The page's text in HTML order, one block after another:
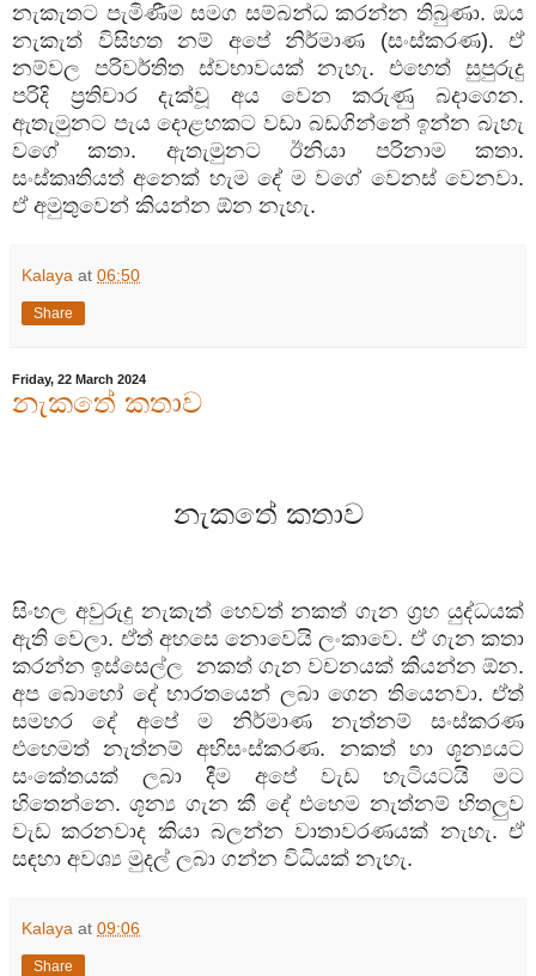
නැකැතට පැමිණීම සමග සම්බන්ධ කරන්න තිබුණා. ඔය
නැකැත්
විසිහත නම් අපේ නිර්මාණ (සංස්කරණ). ඒ
නම්වල පරිවර්තිත ස්වභාවයක් නැහැ.එහෙත්
සුපුරුදු
පරිදි
ප්‍රතිචාර දැක්වූ අය වෙන කරුණු බදාගෙන.
ඇතැමුනට පැය දොළහකට වඩා බඩගින්නේ ඉන්න බැහැ
වගේ
කතා. ඇතැමුනට ඊනියා පරිනාම කතා.
සංස්කෘතියත් අනෙක් හැම දේ ම වගේ වෙනස් වෙනවා.
ඒ අමුතුවෙන් කියන්න ඕන නැහැ.
Kalaya at 06:50
Share
Friday, 22 March 2024
නැකතේ කතාව
නැකතේ කතාව
සිංහල අවුරුදු නැකැත් හෙවත් නකත් ගැන ග්‍රහ යුද්ධයක්
ඇති වෙලා. ඒත් අහසෙ නොවෙයි ලංකාවෙ. ඒ ගැන කතා
කරන්න ඉස්සෙල්ල නකත් ගැන වචනයක් කියන්න ඕන.
අප බොහෝ දේ භාරතයෙන් ලබා ගෙන තියෙනවා.ඒත්
සමහර
දේ අපේ ම නිර්මාණ නැත්නම්
සංස්කරණ
එහෙමත් නැත්නම් අභිසංස්කරණ. නකත් හා ශූන්‍යයට
සංකේතයක්
ලබා දීම අපේ වැඩ හැටියටයි
මට
හිතෙන්නෙ.ශූන්‍ය ගැන කී දේ එහෙම නැත්නම් හිතලුව
වැඩ කරනවාද කියා බලන්න වාතාවරණයක් නැහැ.ඒ
සඳහා අවශ්‍ය මුදල් ලබා ගන්න විධියක් නැහැ.
Kalaya at 09:06
Share